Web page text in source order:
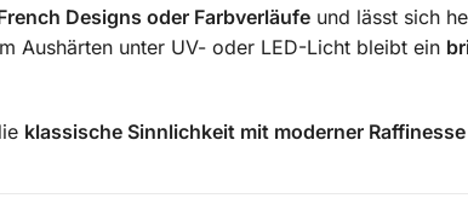
Designs oder Farbverläufeund lässt sich
Aushärten unter UV- oder LED-Licht bleibt ein
klassische Sinnlichkeit mit moderner Raffinesse